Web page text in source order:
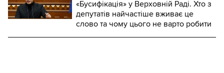
«Бусифікація» у Верховній Раді. Хто з
депутатів найчастіше вживає це
слово та чому цього не варто робити